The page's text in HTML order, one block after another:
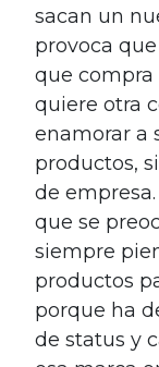
sacan un
provoca
que compra
quiere otra
enamorar a
productos,
de
que se
siempre
productos
porque ha
de status y